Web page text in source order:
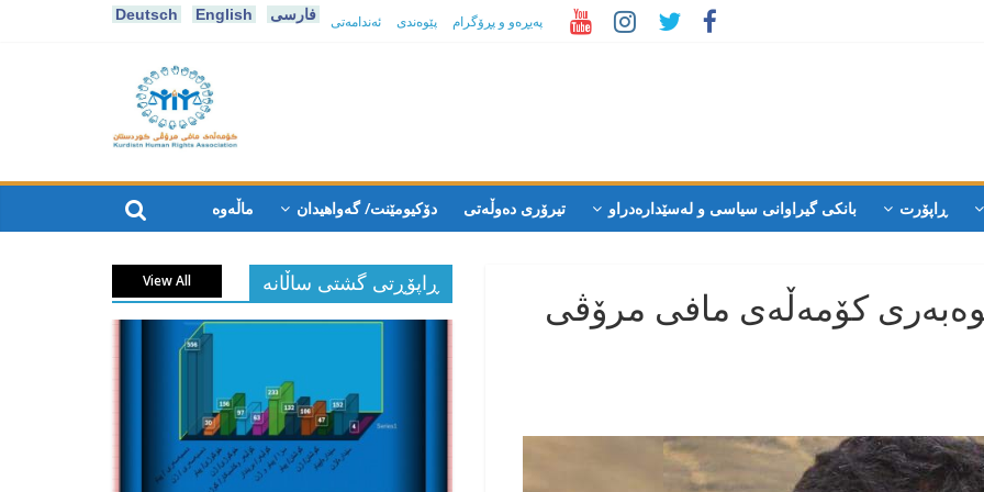
Deutsch English فارسی پەیڕەو و پڕۆگرام پێوەندی ئەندامەتی
كۆمه‌ڵه‌ی
مافی
مرۆڤی
کوردستان
ڕاپۆرت بانکی گیراوانی سیاسی و لەسێدارەدراو تیرۆری دەوڵەتی دۆکیومێنت/ گەواهیدان ماڵەوە
کۆمەڵەی مافی مرۆڤی
ڕاپۆڕتی گشتی ساڵانه View All